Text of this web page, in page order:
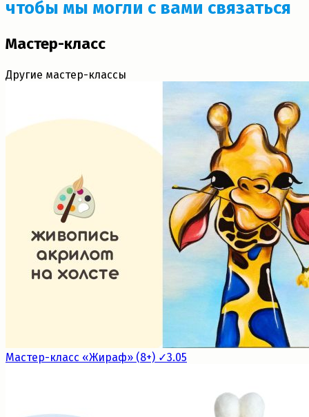
чтобы мы могли с вами связаться
Мастер-класс
Другие мастер-классы
Мастер-класс «Жираф» (8+) ✓3.05